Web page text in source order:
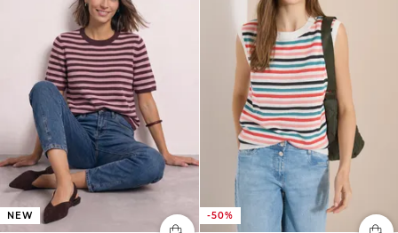
NEW -50%